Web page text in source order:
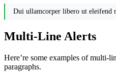
Dui ullamcorper libero ut eleifend
Multi-Line Alerts
Here’re some examples of multi-
paragraphs.